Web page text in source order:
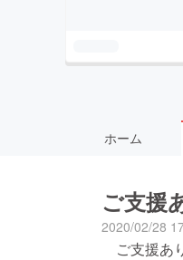
ホーム
ご支援
2020/02/28
ご支援あ